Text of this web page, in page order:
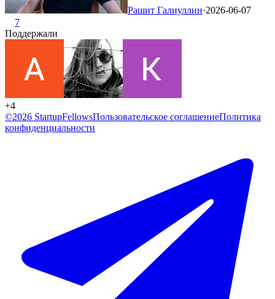
Рашит Галиуллин·2026-06-07
7
Поддержали
+4
©2026 StartupFellowsПользовательское соглашениеПолитика
конфиденциальности